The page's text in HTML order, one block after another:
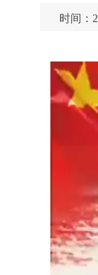
时间：